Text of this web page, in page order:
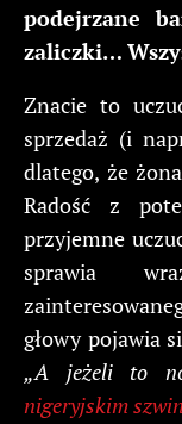
podejrzane
zaliczki…
Znacie to
sprzedaż (i
dlatego, że
Radość z
przyjemne
sprawia
głowy pojawia
„A jeżeli to
nigeryjskim